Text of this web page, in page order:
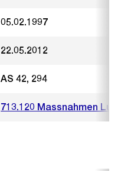
05.02.1997
22.05.2012
AS 42, 294
713.120 Massnahmen